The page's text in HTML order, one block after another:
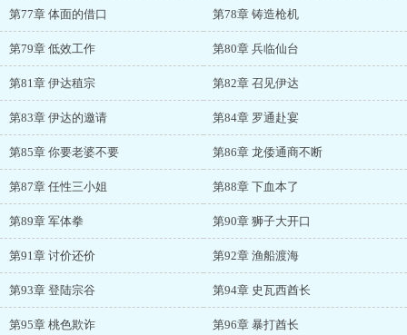
第77章 体面的借口 第78章 铸造枪机
第79章 低效工作 第80章 兵临仙台
第81章 伊达稙宗 第82章 召见伊达
第83章 伊达的邀请 第84章 罗通赴宴
第85章 你要老婆不要 第86章 龙倭通商不断
第87章 任性三小姐 第88章 下血本了
第89章 军体拳 第90章 狮子大开口
第91章 讨价还价 第92章 渔船渡海
第93章 登陆宗谷 第94章 史瓦西酋长
第95章 桃色欺诈 第96章 暴打酋长